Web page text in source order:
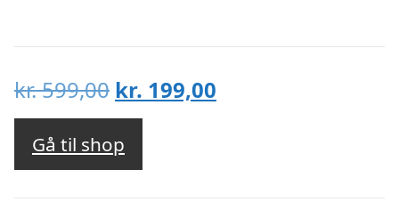
kr.599,00 Den
oprindelige
pris
var:
kr. 599,00.
kr. 199,00
kr. 199,00.
Gå til shop